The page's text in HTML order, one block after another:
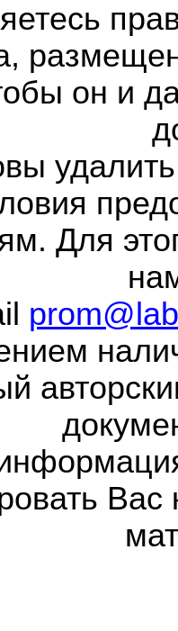
он и
Для
Вас